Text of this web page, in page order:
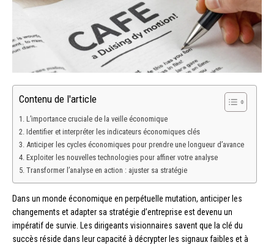
Contenu de l'article
L’importance cruciale de la veille économique
Identifier et interpréter les indicateurs économiques clés
Anticiper les cycles économiques pour prendre une longueur d’avance
Exploiter les nouvelles technologies pour affiner votre analyse
Transformer l’analyse en action : ajuster sa stratégie
Dans un monde économique en perpétuelle mutation, anticiper les
changements et adapter sa stratégie d’entreprise est devenu un
impératif de survie. Les dirigeants visionnaires savent que la clé du
succès réside dans leur capacité à décrypter les signaux faibles et à